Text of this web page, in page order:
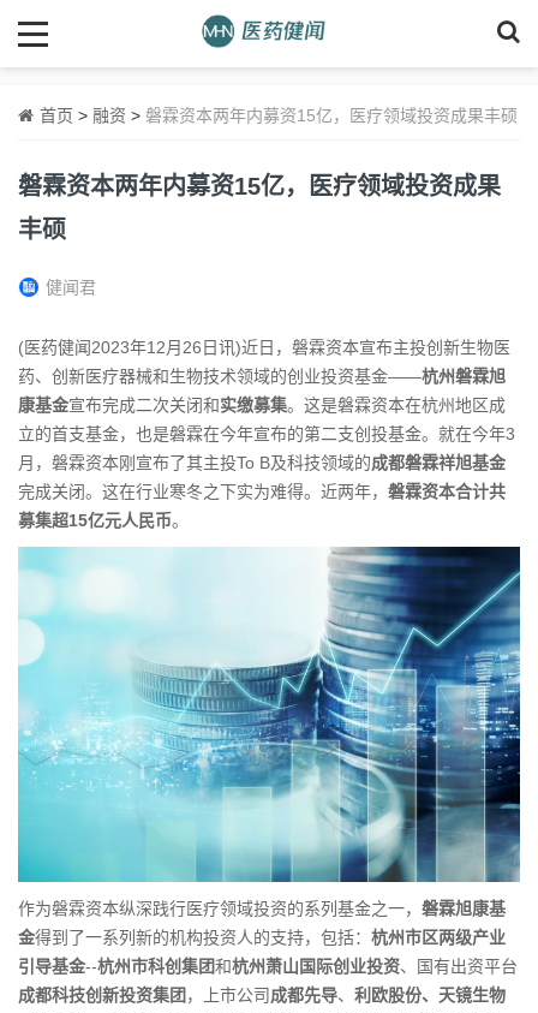
首页 > 融资 > 磐霖资本两年内募资15亿，医疗领域投资成果丰硕
磐霖资本两年内募资15亿，医疗领域投资成果
丰硕
健闻君
(医药健闻2023年12月26日讯)近日，磐霖资本宣布主投创新生物医
药、创新医疗器械和生物技术领域的创业投资基金——杭州磐霖旭
康基金宣布完成二次关闭和实缴募集。这是磐霖资本在杭州地区成
立的首支基金，也是磐霖在今年宣布的第二支创投基金。就在今年3
月，磐霖资本刚宣布了其主投To B及科技领域的成都磐霖祥旭基金
完成关闭。这在行业寒冬之下实为难得。 近两年， 磐霖资本合计共
募集超15亿元人民币。
作为磐霖资本纵深践行医疗领域投资的系列基金之一， 磐霖旭康基
金得到了一系列新的机构投资人的支持，包括： 杭州市区两级产业
引导基金--杭州市科创集团和杭州萧山国际创业投资、国有出资平台
成都科技创新投资集团 ，上市公司成都先导、 利欧股份、天镜生物